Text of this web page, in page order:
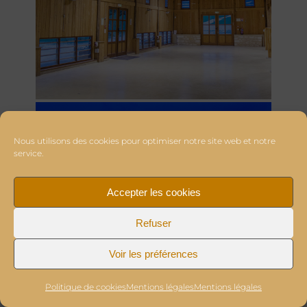
Nous utilisons des cookies pour optimiser notre site web et notre
service.
Accepter les cookies
Refuser
Voir les préférences
Politique de cookiesMentions légalesMentions légales